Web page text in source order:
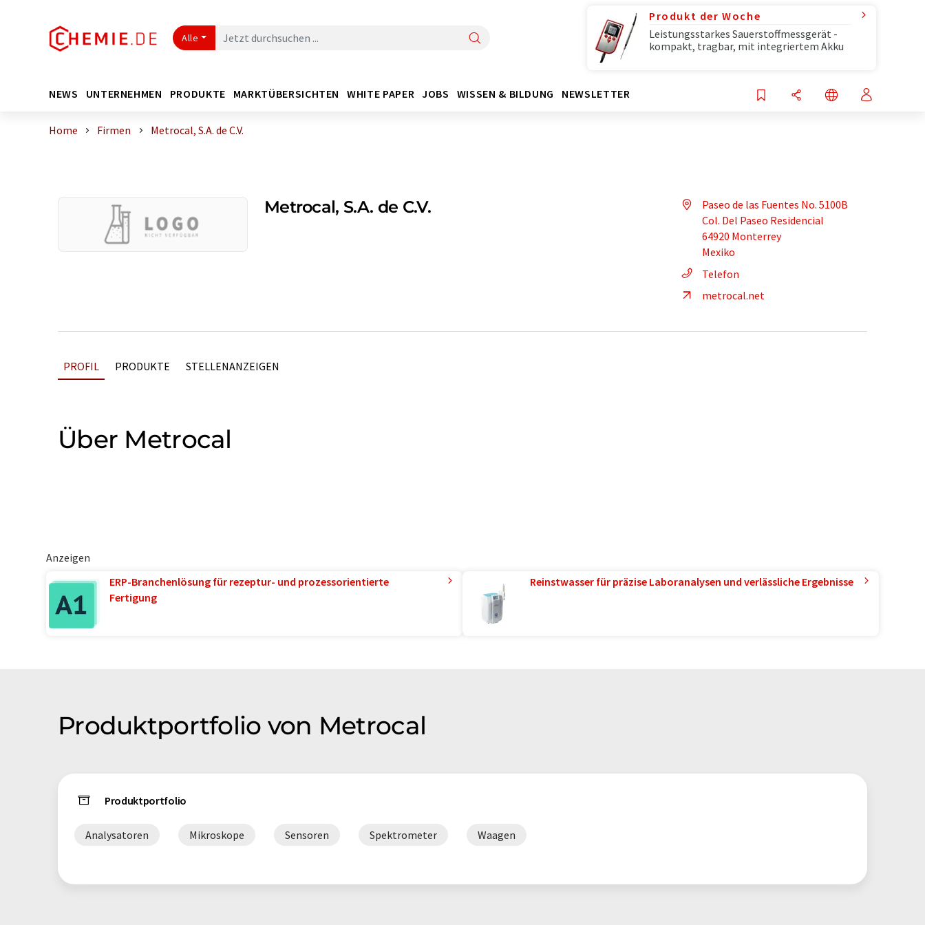
Alle
Produkt der Woche
Leistungsstarkes Sauerstoffmessgerät -
kompakt, tragbar, mit integriertem Akku
NEWS UNTERNEHMEN PRODUKTE MARKTÜBERSICHTEN WHITE PAPER JOBS WISSEN & BILDUNG NEWSLETTER
Home Firmen Metrocal, S.A. de C.V.
Metrocal, S.A. de C.V.
Paseo de las Fuentes No. 5100B
Col. Del Paseo Residencial
64920 Monterrey
Mexiko
Telefon
metrocal.net
PROFIL PRODUKTE STELLENANZEIGEN
Über Metrocal
Anzeigen
ERP-Branchenlösung für rezeptur- und prozessorientierte
Fertigung
Reinstwasser für präzise Laboranalysen und verlässliche Ergebnisse
Produktportfolio von Metrocal
Produktportfolio
Analysatoren Mikroskope Sensoren Spektrometer Waagen